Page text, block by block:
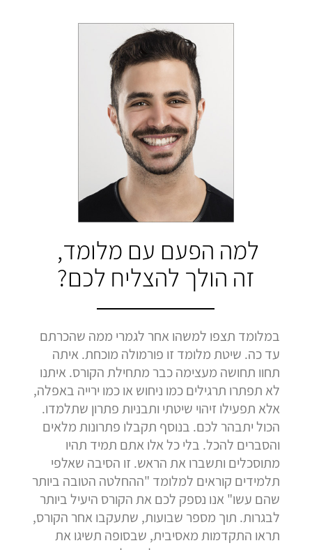
למה הפעם עם מלומד,
זה הולך להצליח לכם?
במלומד תצפו למשהו אחר לגמרי ממה שהכרתם
עד כה. שיטת מלומד זו פורמולה מוכחת. איתה
תחוו תחושה מעצימה כבר מתחילת הקורס. איתנו
לא תפתרו תרגילים כמו ניחוש או כמו ירייה באפלה,
אלא תפעילו זיהוי שיטתי ותבניות פתרון שתלמדו.
הכול יתבהר לכם. בנוסף תקבלו פתרונות מלאים
והסברים להכל. בלי כל אלו אתם תמיד תהיו
מתוסכלים ותשברו את הראש. זו הסיבה שאלפי
תלמידים קוראים למלומד "ההחלטה הטובה ביותר
שהם עשו" אנו נספק לכם את הקורס היעיל ביותר
לבגרות. תוך מספר שבועות, שתעקבו אחר הקורס,
תראו התקדמות מאסיבית, שבסופה תשיגו את